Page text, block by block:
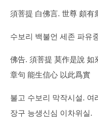
須菩提 白佛言. 世尊 頗有
수보리 백불언 세존 파유
佛告. 須菩提 莫作是說 如
章句 能生信心 以此爲實
불고 수보리 막작시설.
장구 능생신심 이차위실.